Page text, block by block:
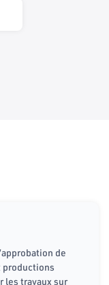
de
productions
les travaux sur